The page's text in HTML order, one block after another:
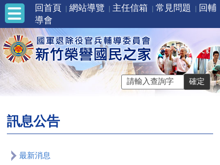
回首頁 網站導覽 主任信箱 常見問題
回輔
導會
訊息公告
最新消息